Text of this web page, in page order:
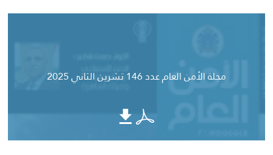
مجلة الأمن العام عدد 146 تشرين الثاني 2025